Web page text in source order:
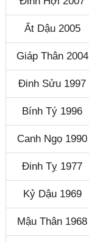
Ất Dậu 2005
Giáp Thân 2004
Đinh Sửu 1997
Bính Tý 1996
Canh Ngọ 1990
Đinh Tỵ 1977
Kỷ Dậu 1969
Mậu Thân 1968